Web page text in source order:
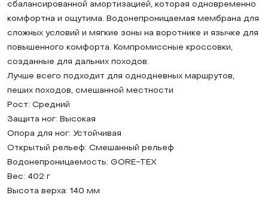
сбалансированной амортизацией, которая одновременно
комфортна и ощутима. Водонепроницаемая мембрана для
сложных условий и мягкие зоны на воротнике и язычке для
повышенного комфорта. Компромиссные кроссовки,
созданные для дальних походов.
Лучше всего подходит для однодневных маршрутов,
пеших походов, смешанной местности
Рост: Средний
Защита ног: Высокая
Опора для ног: Устойчивая
Открытый рельеф: Смешанный рельеф
Водонепроницаемость: GORE-TEX
Вес: 402 г
Высота верха: 140 мм